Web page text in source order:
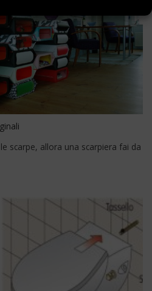
scarpe, allora una scarpiera fai da